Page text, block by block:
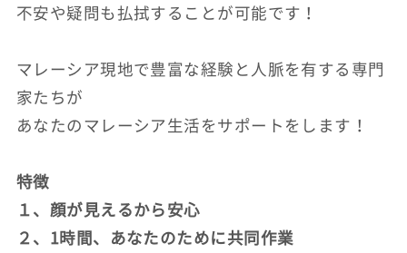
不安や疑問も払拭することが可能です！
マレーシア現地で豊富な経験と人脈を有する専門
家たちが
あなたのマレーシア生活をサポートをします！
特徴
１、顔が見えるから安心
２、1時間、あなたのために共同作業